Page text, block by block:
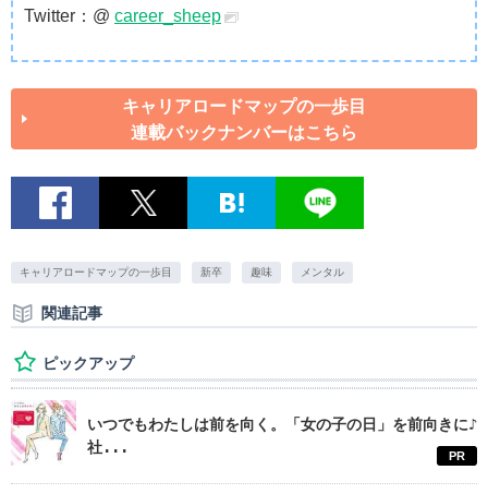
Twitter：@ career_sheep
キャリアロードマップの一歩目
連載バックナンバーはこちら
キャリアロードマップの一歩目 新卒 趣味 メンタル
関連記事
ピックアップ
いつでもわたしは前を向く。「女の子の日」を前向きに♪
社...
PR